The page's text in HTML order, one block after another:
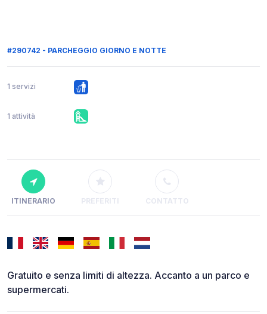
#290742 - PARCHEGGIO GIORNO E NOTTE
1 servizi
1 attività
ITINERARIO PREFERITI CONTATTO
Gratuito e senza limiti di altezza. Accanto a un parco e
supermercati.